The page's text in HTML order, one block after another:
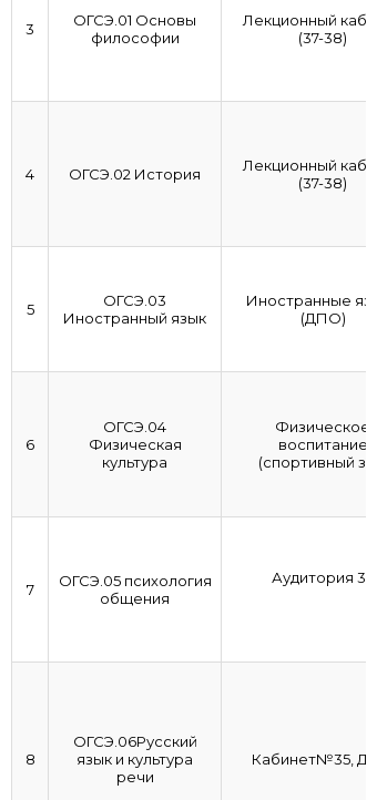
3
ОГСЭ.01 Основы
философии
Лекционный
(37-38)
4 ОГСЭ.02 История
Лекционный
(37-38)
5
ОГСЭ.03
Иностранный язык
Иностранные
(ДПО)
6
ОГСЭ.04
Физическая
культура
Физическое
воспитание
(спортивный
7
ОГСЭ.05 психология
общения
Аудитория 34
8
ОГСЭ.06Русский
язык и культура
речи
Кабинет№35,